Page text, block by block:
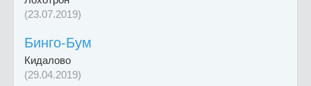
(23.07.2019)
Бинго-Бум
Кидалово
(29.04.2019)